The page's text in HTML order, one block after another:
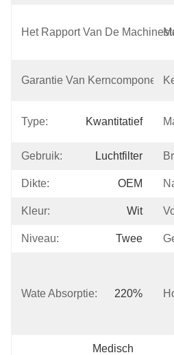
Het Rapport Van De
Garantie Van
Type: Kwantitatief
Gebruik: Luchtfilter
Dikte: OEM
Kleur: Wit
Niveau: Twee
Wate Absorptie: 220%
Medisch